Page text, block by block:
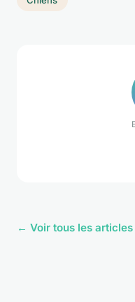
← Voir tous les articles